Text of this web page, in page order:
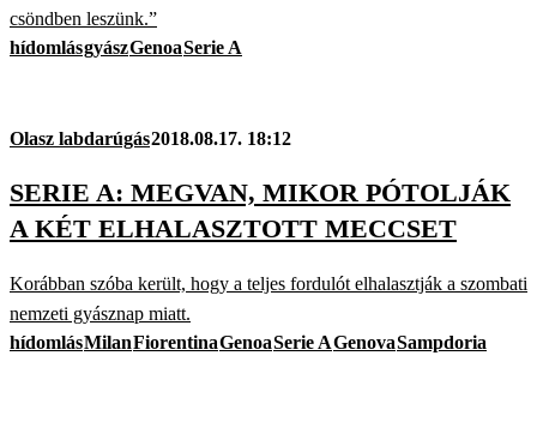
csöndben leszünk.”
hídomlásgyászGenoaSerie A
Olasz labdarúgás2018.08.17. 18:12
SERIE A: MEGVAN, MIKOR PÓTOLJÁK
A KÉT ELHALASZTOTT MECCSET
Korábban szóba került, hogy a teljes fordulót elhalasztják a szombati
nemzeti gyásznap miatt.
hídomlásMilanFiorentinaGenoaSerie AGenovaSampdoria